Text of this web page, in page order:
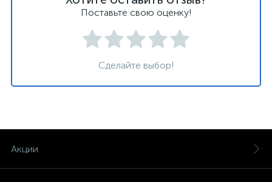
Поставьте свою оценку!
Сделайте выбор!
Акции